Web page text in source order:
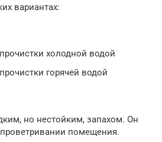
вариантах:
холодной водой
горячей водой
но нестойким, запахом. Он
помещения.